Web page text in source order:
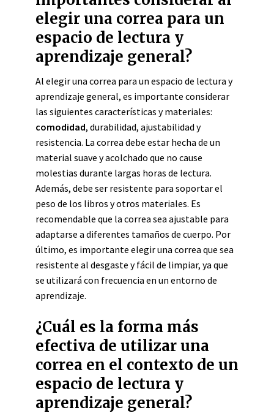
elegir una correa para un
espacio de lectura y
aprendizaje general?
Al elegir una correa para un espacio de lectura y
aprendizaje general, es importante considerar
las siguientes características y materiales:
comodidad, durabilidad, ajustabilidad y
resistencia. La correa debe estar hecha de un
material suave y acolchado que no cause
molestias durante largas horas de lectura.
Además, debe ser resistente para soportar el
peso de los libros y otros materiales. Es
recomendable que la correa sea ajustable para
adaptarse a diferentes tamaños de cuerpo. Por
último, es importante elegir una correa que sea
resistente al desgaste y fácil de limpiar, ya que
se utilizará con frecuencia en un entorno de
aprendizaje.
¿Cuál es la forma más
efectiva de utilizar una
correa en el contexto de un
espacio de lectura y
aprendizaje general?